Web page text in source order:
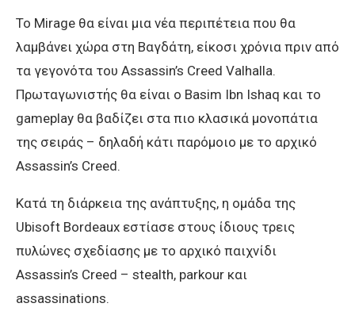
To Mirage θα είναι μια νέα περιπέτεια που θα
λαμβάνει χώρα στη Βαγδάτη, είκοσι χρόνια πριν από
τα γεγονότα του Assassin’s Creed Valhalla.
Πρωταγωνιστής θα είναι ο Basim Ibn Ishaq και το
gameplay θα βαδίζει στα πιο κλασικά μονοπάτια
της σειράς – δηλαδή κάτι παρόμοιο με το αρχικό
Assassin’s Creed.
Κατά τη διάρκεια της ανάπτυξης, η ομάδα της
Ubisoft Bordeaux εστίασε στους ίδιους τρεις
πυλώνες σχεδίασης με το αρχικό παιχνίδι
Assassin’s Creed – stealth, parkour και
assassinations.